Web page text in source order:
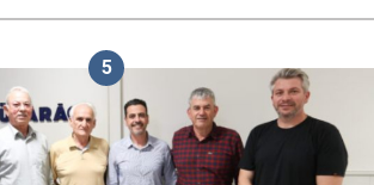
5